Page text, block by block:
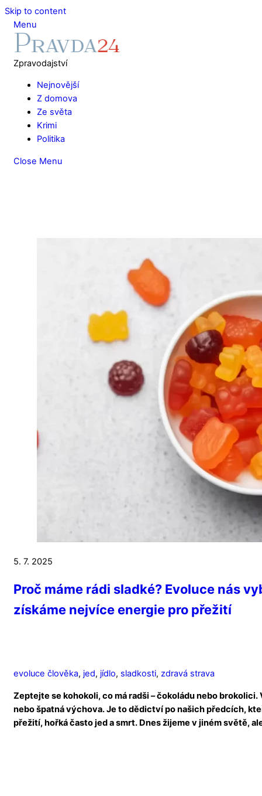
Skip to content
Menu
Zpravodajství
Nejnovější
Z domova
Ze světa
Krimi
Politika
Close Menu
5. 7. 2025
Proč máme rádi sladké? Evoluce nás
získáme nejvíce energie pro přežití
evoluce člověka, jed, jídlo, sladkosti, zdravá strava
Zeptejte se kohokoli, co má radši – čokoládu nebo
nebo špatná výchova. Je to dědictví po našich předcích,
přežití, hořká často jed a smrt. Dnes žijeme v jiném světě,